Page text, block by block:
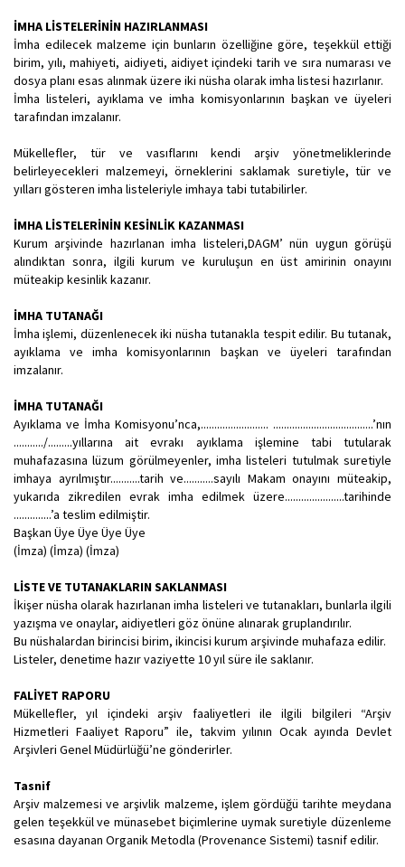
İMHA LİSTELERİNİN HAZIRLANMASI
İmha edilecek malzeme için bunların özelliğine göre, teşekkül ettiği
birim, yılı, mahiyeti, aidiyeti, aidiyet içindeki tarih ve sıra numarası ve
dosya planı esas alınmak üzere iki nüsha olarak imha listesi hazırlanır.
İmha listeleri, ayıklama ve imha komisyonlarının başkan ve üyeleri
tarafından imzalanır.
Mükellefler, tür ve vasıflarını kendi arşiv yönetmeliklerinde
belirleyecekleri malzemeyi, örneklerini saklamak suretiyle, tür ve
yılları gösteren imha listeleriyle imhaya tabi tutabilirler.
İMHA LİSTELERİNİN KESİNLİK KAZANMASI
Kurum arşivinde hazırlanan imha listeleri,DAGM’ nün uygun görüşü
alındıktan sonra, ilgili kurum ve kuruluşun en üst amirinin onayını
müteakip kesinlik kazanır.
İMHA TUTANAĞI
İmha işlemi, düzenlenecek iki nüsha tutanakla tespit edilir. Bu tutanak,
ayıklama ve imha komisyonlarının başkan ve üyeleri tarafından
imzalanır.
İMHA TUTANAĞI
Ayıklama ve İmha Komisyonu’nca,......................... .....................................’nın
.........../.........yıllarına ait evrakı ayıklama işlemine tabi tutularak
muhafazasına lüzum görülmeyenler, imha listeleri tutulmak suretiyle
imhaya ayrılmıştır...........tarih ve...........sayılı Makam onayını müteakip,
yukarıda zikredilen evrak imha edilmek üzere......................tarihinde
..............’a teslim edilmiştir.
Başkan Üye Üye Üye Üye
(İmza) (İmza) (İmza)
LİSTE VE TUTANAKLARIN SAKLANMASI
İkişer nüsha olarak hazırlanan imha listeleri ve tutanakları, bunlarla ilgili
yazışma ve onaylar, aidiyetleri göz önüne alınarak gruplandırılır.
Bu nüshalardan birincisi birim, ikincisi kurum arşivinde muhafaza edilir.
Listeler, denetime hazır vaziyette 10 yıl süre ile saklanır.
FALİYET RAPORU
Mükellefler, yıl içindeki arşiv faaliyetleri ile ilgili bilgileri “Arşiv
Hizmetleri Faaliyet Raporu” ile, takvim yılının Ocak ayında Devlet
Arşivleri Genel Müdürlüğü’ne gönderirler.
Tasnif
Arşiv malzemesi ve arşivlik malzeme, işlem gördüğü tarihte meydana
gelen teşekkül ve münasebet biçimlerine uymak suretiyle düzenleme
esasına dayanan Organik Metodla (Provenance Sistemi) tasnif edilir.